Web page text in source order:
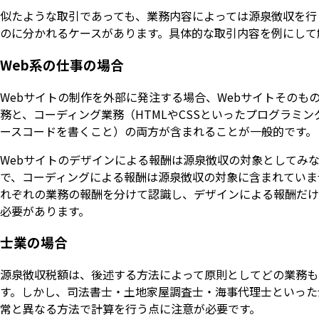
似たような取引であっても、業務内容によっては源泉徴収を
のに分かれるケースがあります。具体的な取引内容を例にし
Web系の仕事の場合
Webサイトの制作を外部に発注する場合、Webサイトそのも
務と、コーディング業務（HTMLやCSSといったプログラミ
ースコードを書くこと）の両方が含まれることが一般的です。
Webサイトのデザインによる報酬は源泉徴収の対象としてみ
で、コーディングによる報酬は源泉徴収の対象に含まれてい
れぞれの業務の報酬を分けて認識し、デザインによる報酬だ
必要があります。
士業の場合
源泉徴収税額は、後述する方法によって原則としてどの業務
す。しかし、司法書士・土地家屋調査士・海事代理士といっ
常と異なる方法で計算を行う点に注意が必要です。